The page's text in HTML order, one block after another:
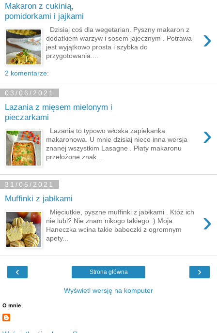
Makaron z cukinią,
pomidorkami i jajkami
›
Dzisiaj coś dla wegetarian. Pyszny makaron z
dodatkiem warzyw i sosem jajecznym . Potrawa
jest wyjątkowo prosta i szybka do
przygotowania....
2 komentarze:
03/06/2021
Lazania z mięsem mielonym i
pieczarkami
›
Lazania to typowo włoska zapiekanka
makaronowa. U mnie dzisiaj nieco inna wersja
znanej wszystkim Lasagne . Płaty makaronu
przełożone znak...
31/05/2021
Muffinki z jabłkami
›
Mięciutkie, pyszne muffinki z jabłkami . Któż ich
nie lubi? Nie znam nikogo takiego :) Moja
Haneczka wcina takie babeczki z ogromnym
apety...
‹ ›
Strona główna
Wyświetl wersję na komputer
O mnie